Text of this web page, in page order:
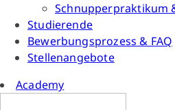
Schnupperpraktikum
Studierende
Bewerbungsprozess & FAQ
Stellenangebote
Academy